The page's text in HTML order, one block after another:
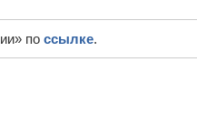
по ссылке.